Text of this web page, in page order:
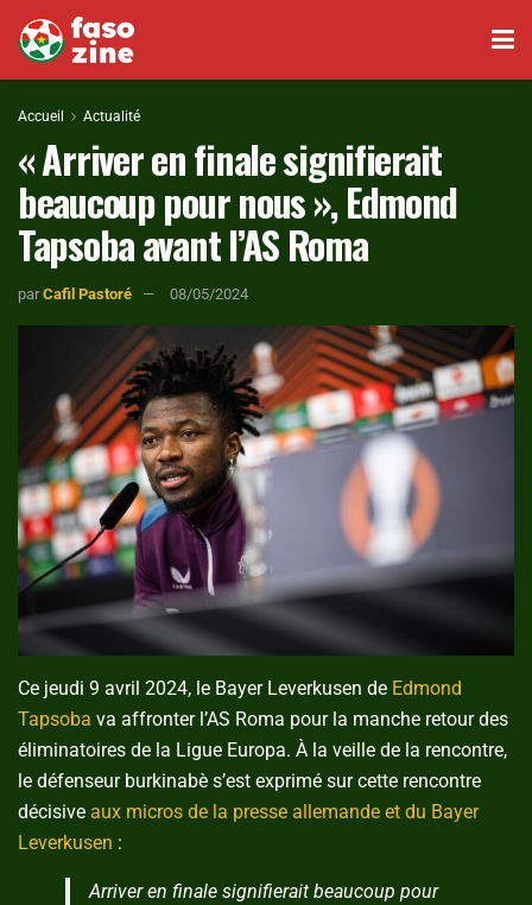
Accueil Actualité
« Arriver en finale signifierait
beaucoup pour nous », Edmond
Tapsoba avant l’AS Roma
par Cafil Pastoré 08/05/2024
Ce jeudi 9 avril 2024, le Bayer Leverkusen de Edmond
Tapsoba va affronter l’AS Roma pour la manche retour des
éliminatoires de la Ligue Europa. À la veille de la rencontre,
le défenseur burkinabè s’est exprimé sur cette rencontre
décisive aux micros de la presse allemande et du Bayer
Leverkusen :
Arriver en finale signifierait beaucoup pour